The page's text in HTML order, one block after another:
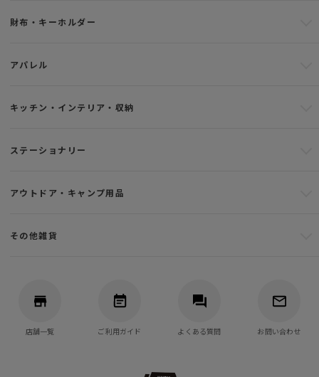
財布・キーホルダー
アパレル
キッチン・インテリア・収納
ステーショナリー
アウトドア・キャンプ用品
その他雑貨
店舗一覧 ご利用ガイド よくある質問 お問い合わせ